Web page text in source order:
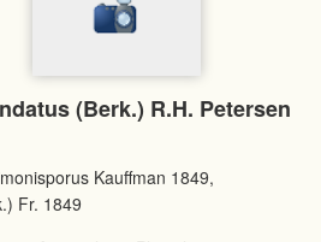
(Berk.) R.H. Petersen
Kauffman 1849,
Fr. 1849